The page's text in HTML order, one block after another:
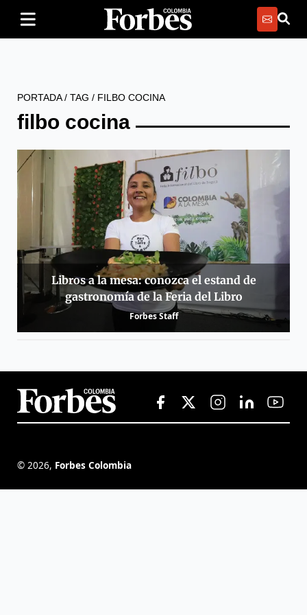
PORTADA/ TAG / FILBO COCINA
filbo cocina
Libros a la mesa: conozca el estand de
gastronomía de la Feria del Libro
Forbes Staff
© 2026, Forbes Colombia